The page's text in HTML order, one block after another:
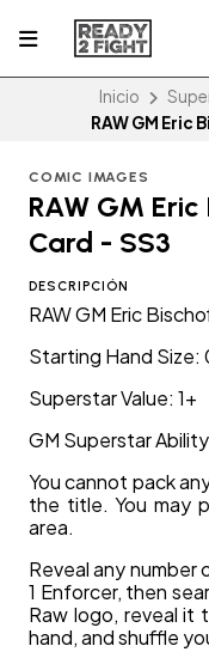
Inicio
RAW GM Eric
COMIC IMAGES
RAW GM
Card - SS3
DESCRIPCIÓN
RAW GM Eric
Starting Hand Size:
Superstar Value: 1+
GM Superstar
You cannot pack
the title. You may
area.
Reveal any number
1 Enforcer, then
Raw logo, reveal
hand, and shuffle